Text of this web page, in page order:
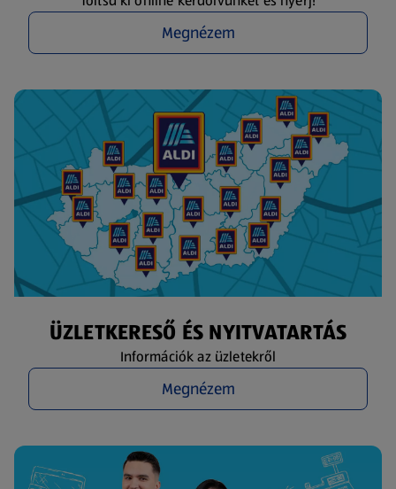
Megnézem
ÜZLETKERESŐ ÉS NYITVATARTÁS
Információk az üzletekről
Megnézem